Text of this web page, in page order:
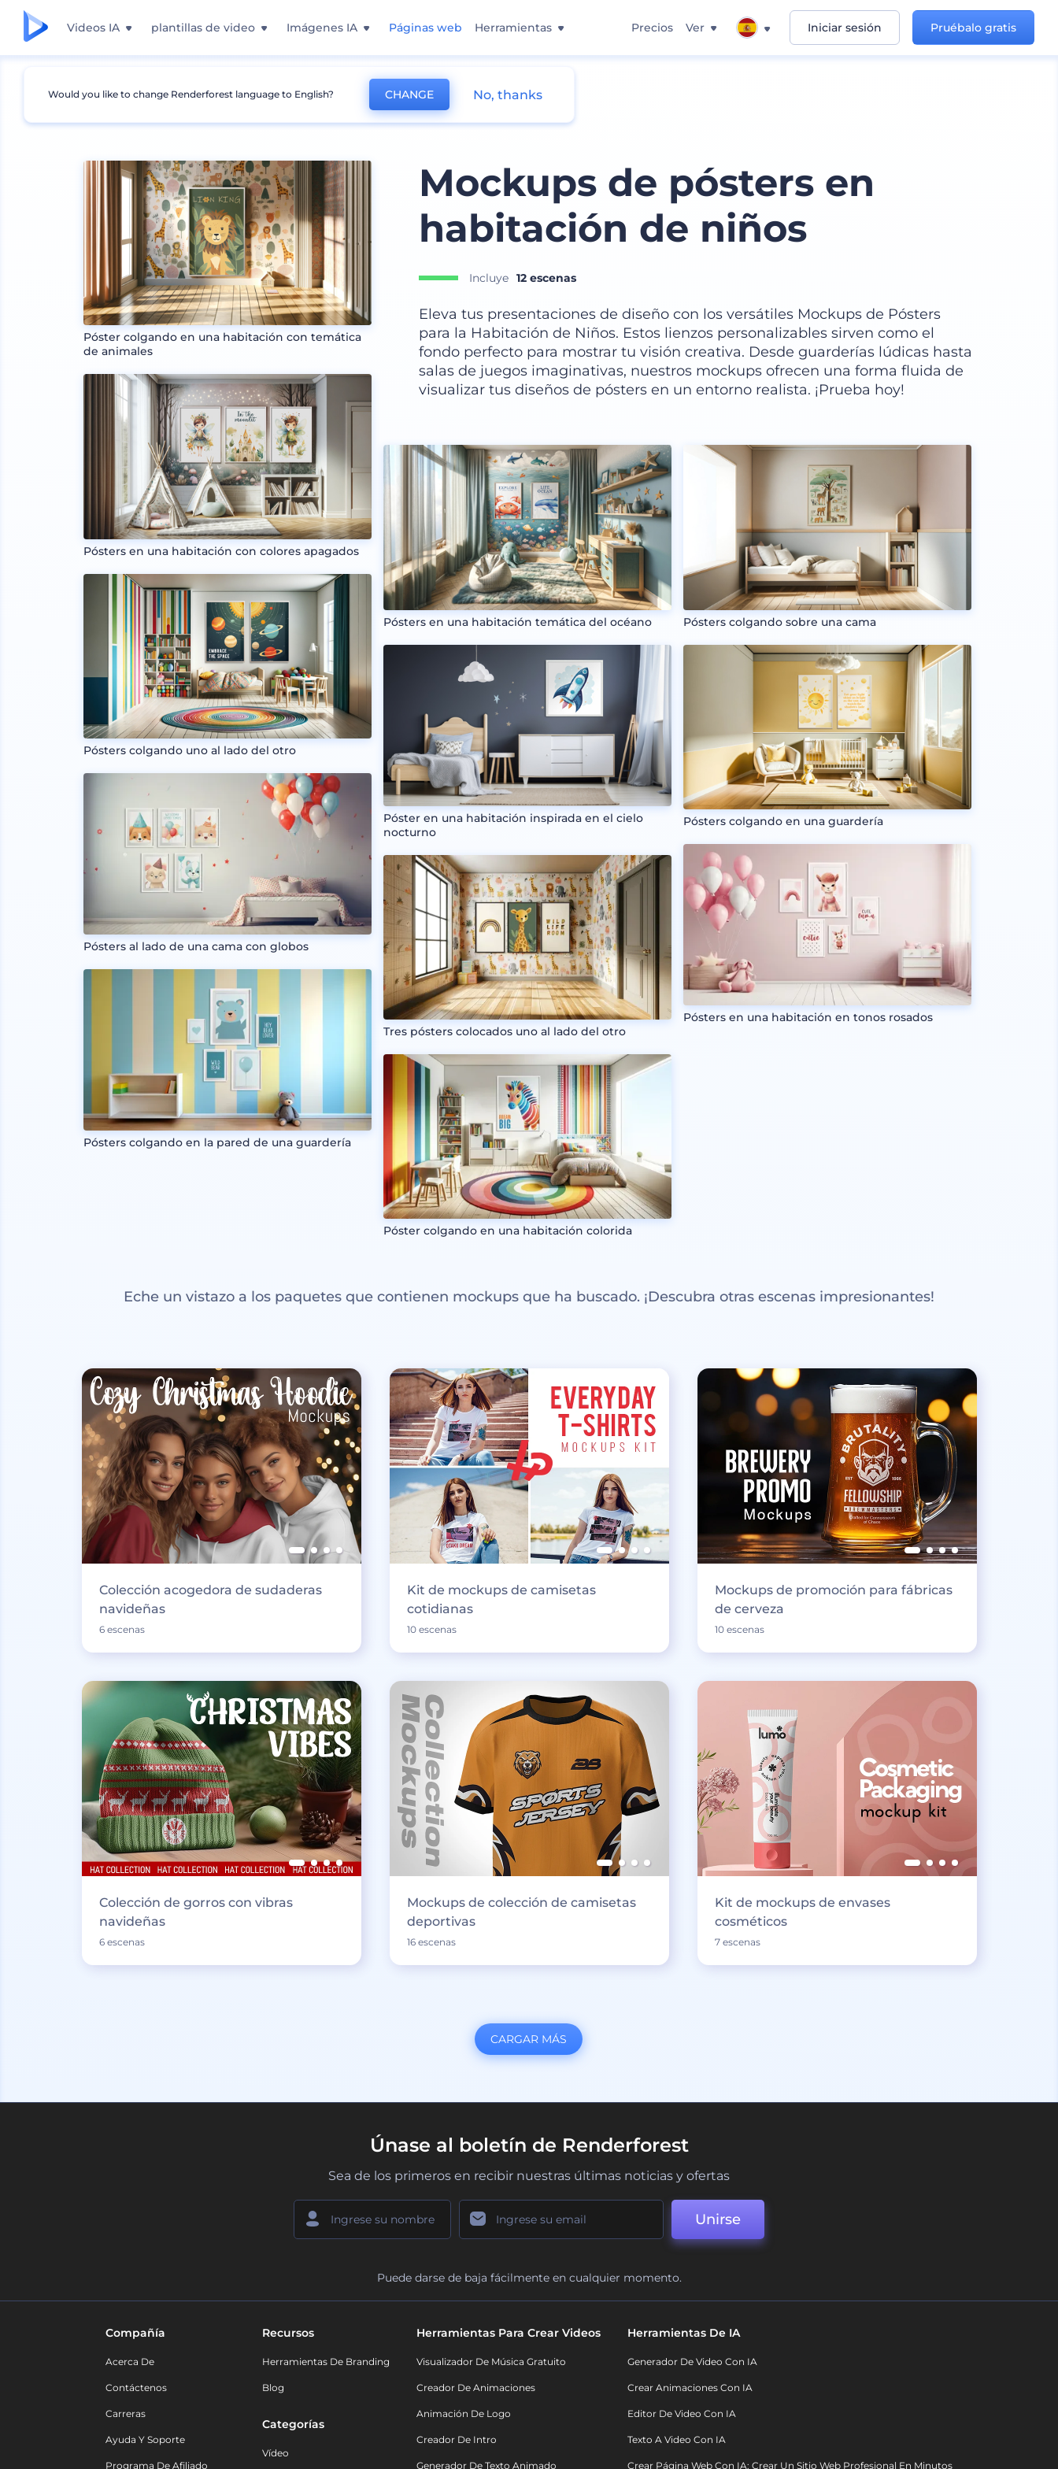
Videos IA plantillas de video Imágenes IA Páginas web Herramientas Precios Ver Iniciar sesión Pruébalo gratis
Mockups Interior Mockup de arte de parted
Póster colgando en una habitación con temática
de animales
Pósters en una habitación con colores apagados
Pósters colgando uno al lado del otro
Pósters al lado de una cama con globos
Pósters colgando en la pared de una guardería
Mockups de pósters en
habitación de niños
Incluye 12 escenas
Eleva tus presentaciones de diseño con los versátiles Mockups de Pósters
para la Habitación de Niños. Estos lienzos personalizables sirven como el
fondo perfecto para mostrar tu visión creativa. Desde guarderías lúdicas hasta
salas de juegos imaginativas, nuestros mockups ofrecen una forma fluida de
visualizar tus diseños de pósters en un entorno realista. ¡Prueba hoy!
Pósters en una habitación temática del océano
Póster en una habitación inspirada en el cielo
nocturno
Tres pósters colocados uno al lado del otro
Póster colgando en una habitación colorida
Pósters colgando sobre una cama
Pósters colgando en una guardería
Pósters en una habitación en tonos rosados
Eche un vistazo a los paquetes que contienen mockups que ha buscado. ¡Descubra otras escenas impresionantes!
Colección acogedora de sudaderas
navideñas
6 escenas
Kit de mockups de camisetas
cotidianas
10 escenas
Mockups de promoción para fábricas
de cerveza
10 escenas
Colección de gorros con vibras
navideñas
6 escenas
Mockups de colección de camisetas
deportivas
16 escenas
Kit de mockups de envases
cosméticos
7 escenas
CARGAR MÁS
Únase al boletín de Renderforest
Sea de los primeros en recibir nuestras últimas noticias y ofertas
Unirse
Puede darse de baja fácilmente en cualquier momento.
Compañía
Acerca De
Contáctenos
Carreras
Ayuda Y Soporte
Programa De Afiliado
Recursos
Herramientas De Branding
Blog
Categorías
Vídeo
Herramientas Para Crear Videos
Visualizador De Música Gratuito
Creador De Animaciones
Animación De Logo
Creador De Intro
Generador De Texto Animado
Herramientas De IA
Generador De Video Con IA
Crear Animaciones Con IA
Editor De Video Con IA
Texto A Video Con IA
Crear Página Web Con IA: Crear Un Sitio Web Profesional En Minutos
Would you like to change Renderforest language to English? CHANGE No, thanks